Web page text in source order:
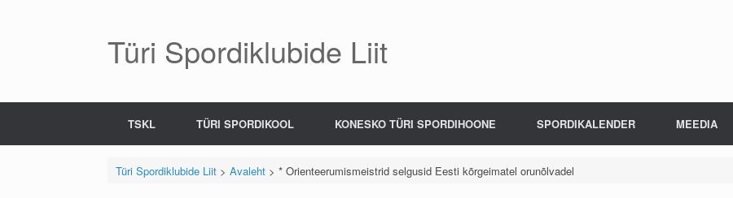
Türi Spordiklubide Liit
TSKL TÜRI SPORDIKOOL KONESKO TÜRI SPORDIHOONE SPORDIKALENDER MEEDIA
Türi Spordiklubide Liit> Avaleht> * Orienteerumismeistrid selgusid Eesti kõrgeimatel orunõlvadel